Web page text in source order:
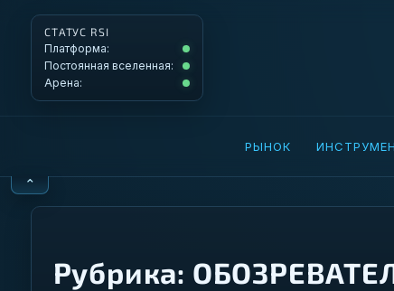
СТАТУС RSI
Платформа:
Платформа: Operational
Постоянная вселенная:
Постоянная вселенная: Operational
Арена:
Арена: Operational
РЫНОК
⌃
Рубрика: